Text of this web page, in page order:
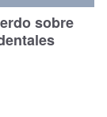
sobre